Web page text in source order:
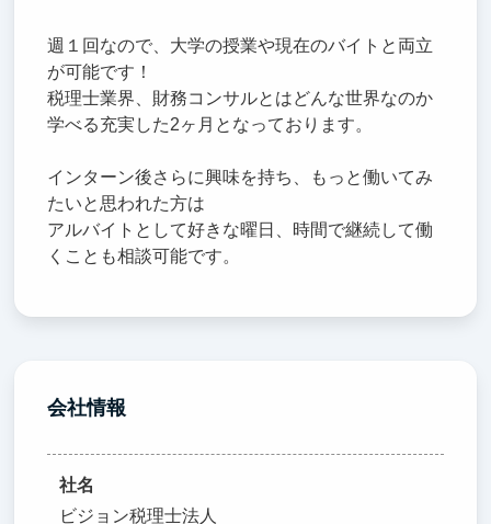
週１回なので、大学の授業や現在のバイトと両立
が可能です！
税理士業界、財務コンサルとはどんな世界なのか
学べる充実した2ヶ月となっております。
インターン後さらに興味を持ち、もっと働いてみ
たいと思われた方は
アルバイトとして好きな曜日、時間で継続して働
くことも相談可能です。
会社情報
社名
ビジョン税理士法人